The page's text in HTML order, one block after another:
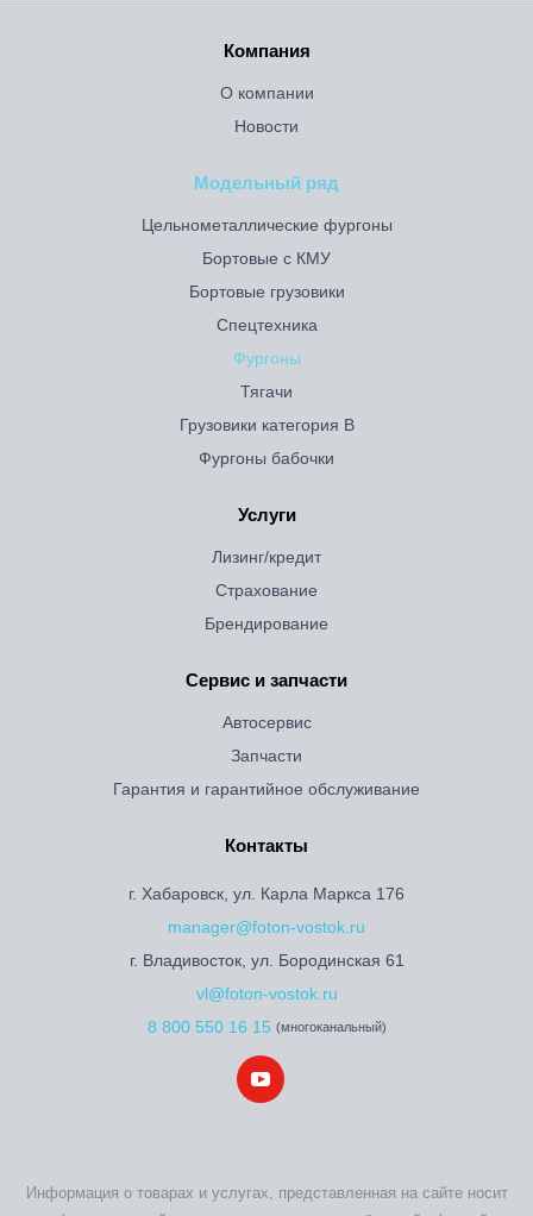
Компания
О компании
Новости
Модельный ряд
Цельнометаллические фургоны
Бортовые с КМУ
Бортовые грузовики
Спецтехника
Фургоны
Тягачи
Грузовики категория B
Фургоны бабочки
Услуги
Лизинг/кредит
Страхование
Брендирование
Сервис и запчасти
Автосервис
Запчасти
Гарантия и гарантийное обслуживание
Контакты
г. Хабаровск, ул. Карла Маркса 176
manager@foton-vostok.ru
г. Владивосток, ул. Бородинская 61
vl@foton-vostok.ru
8 800 550 16 15 (многоканальный)
Информация о товарах и услугах, представленная на сайте носит